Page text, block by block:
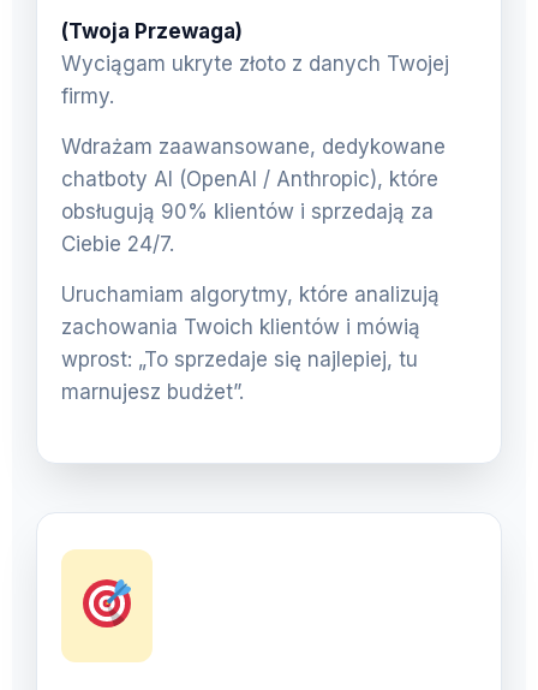
(Twoja Przewaga)
Wyciągam ukryte złoto z danych Twojej
firmy.
Wdrażam zaawansowane, dedykowane
chatboty AI (OpenAI / Anthropic), które
obsługują 90% klientów i sprzedają za
Ciebie 24/7.
Uruchamiam algorytmy, które analizują
zachowania Twoich klientów i mówią
wprost: „To sprzedaje się najlepiej, tu
marnujesz budżet”.